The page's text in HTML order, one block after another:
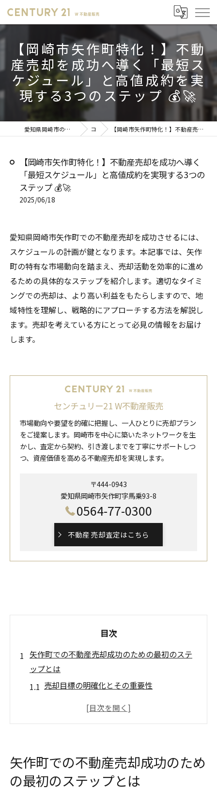
【岡崎市矢作町特化！】不動
産売却を成功へ導く「最短ス
ケジュール」と高値成約を実
現する3つのステップ 💰🚀
愛知県岡崎市の不動産売却ならセンチュリー21 W不動産販売 コラム 【岡崎市矢作町特化！】不動産売却を成功へ導く「最短スケジュール」と高値成約を実現する3つのステップ 💰🚀
【岡崎市矢作町特化！】不動産売却を成功へ導く
「最短スケジュール」と高値成約を実現する3つの
ステップ 💰🚀
2025/06/18
愛知県岡崎市矢作町での不動産売却を成功させるには、
スケジュールの計画が鍵となります。本記事では、矢作
町の特有な市場動向を踏まえ、売却活動を効率的に進め
るための具体的なステップを紹介します。適切なタイミ
ングでの売却は、より高い利益をもたらしますので、地
域特性を理解し、戦略的にアプローチする方法を解説し
ます。売却を考えている方にとって必見の情報をお届け
します。
センチュリー21 W不動産販売
市場動向や要望を的確に把握し、一人ひとりに売却プラン
をご提案します。岡崎市を中心に築いたネットワークを生
かし、査定から契約、引き渡しまでを丁寧にサポートしつ
つ、資産価値を高める不動産売却を実現します。
〒444-0943
愛知県岡崎市矢作町字馬乗93-8
0564-77-0300
不動産 売却査定はこちら
目次
矢作町での不動産売却成功のための最初のステ
ップとは
売却目標の明確化とその重要性
矢作町の不動産評価方法とは
不動産売却に必要な書類とその手続き
実際の売却事例から学ぶ成功のヒント
矢作町での不動産売却成功のため
の最初のステップとは